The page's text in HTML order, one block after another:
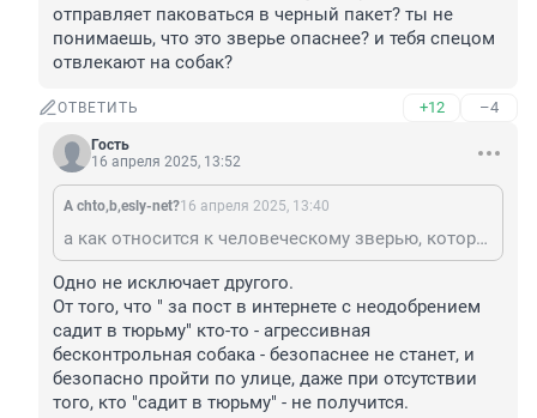
отправляет паковаться в черный пакет? ты не
понимаешь, что это зверье опаснее? и тебя спецом
отвлекают на собак?
ОТВЕТИТЬ +12 –4
Гость
16 апреля 2025, 13:52
A chto,b,esly-net?16 апреля 2025, 13:40
а как относится к человеческому зверью, которое за пост в интернете с неодобрением садит в тюрьму на десять лет? или отнимает у матери сына и отправляет паковаться в черный пакет? ты не понимаешь, что это зверье опаснее? и тебя спецом отвлекают на собак?
Одно не исключает другого.
От того, что " за пост в интернете с неодобрением
садит в тюрьму" кто-то - агрессивная
бесконтрольная собака - безопаснее не станет, и
безопасно пройти по улице, даже при отсутствии
того, кто "садит в тюрьму" - не получится.